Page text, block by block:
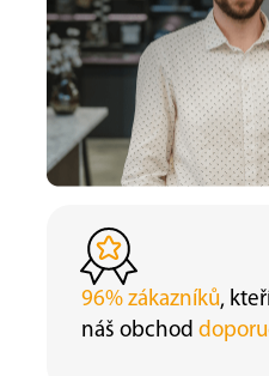
96% zákazníků,
náš obchod